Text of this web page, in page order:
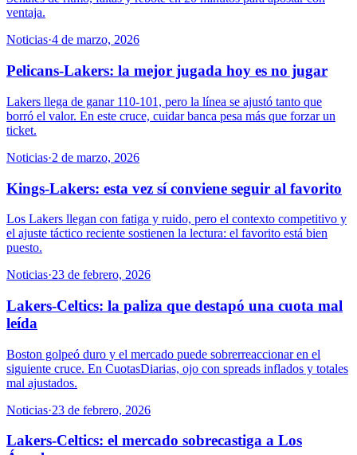
ventaja.
Noticias·4 de marzo, 2026
Pelicans-Lakers: la mejor jugada hoy es no jugar
Lakers llega de ganar 110-101, pero la línea se ajustó tanto que
borró el valor. En este cruce, cuidar banca pesa más que forzar un
ticket.
Noticias·2 de marzo, 2026
Kings-Lakers: esta vez sí conviene seguir al favorito
Los Lakers llegan con fatiga y ruido, pero el contexto competitivo y
el ajuste táctico reciente sostienen la lectura: el favorito está bien
puesto.
Noticias·23 de febrero, 2026
Lakers-Celtics: la paliza que destapó una cuota mal
leída
Boston golpeó duro y el mercado puede sobrerreaccionar en el
siguiente cruce. En CuotasDiarias, ojo con spreads inflados y totales
mal ajustados.
Noticias·23 de febrero, 2026
Lakers-Celtics: el mercado sobrecastiga a Los